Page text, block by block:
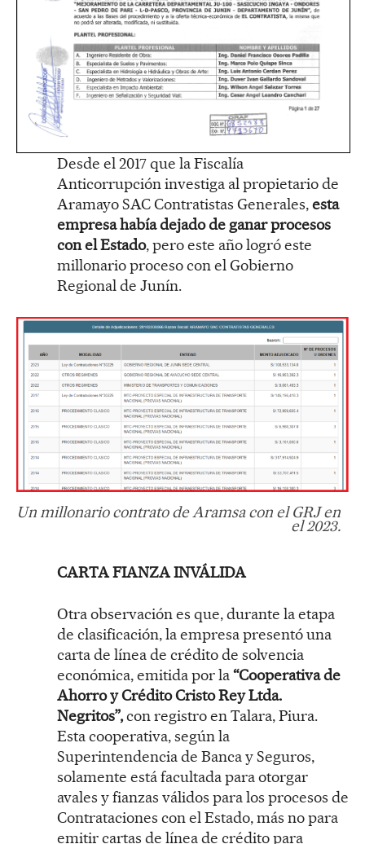
Desde el 2017 que la Fiscalía
Anticorrupción investiga al propietario de
Aramayo SAC Contratistas Generales,esta
empresa había dejado de ganar procesos
con el Estado, pero este año logró este
millonario proceso con el Gobierno
Regional de Junín.
Un millonario contrato de Aramsa con el GRJ en
el 2023.
CARTA FIANZA INVÁLIDA
Otra observación es que, durante la etapa
de clasificación, la empresa presentó una
carta de línea de crédito de solvencia
económica, emitida por la“Cooperativa de
Ahorro y Crédito Cristo Rey Ltda.
Negritos”,con registro en Talara, Piura.
Esta cooperativa, según la
Superintendencia de Banca y Seguros,
solamente está facultada para otorgar
avales y fianzas válidos para los procesos de
Contrataciones con el Estado, más no para
emitir cartas de línea de crédito para